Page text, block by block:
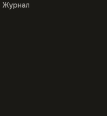
Журнал